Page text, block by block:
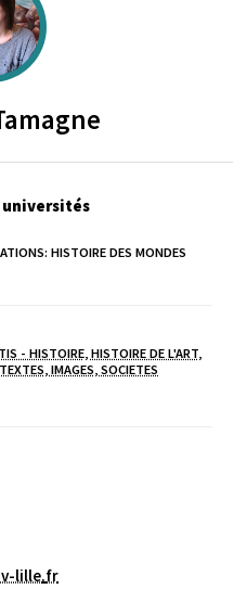
universités
HISTOIRE DES MONDES
- HISTOIRE, HISTOIRE DE L'ART,
IMAGES, SOCIETES
dans une nouvelle fenêtre)
lille.fr